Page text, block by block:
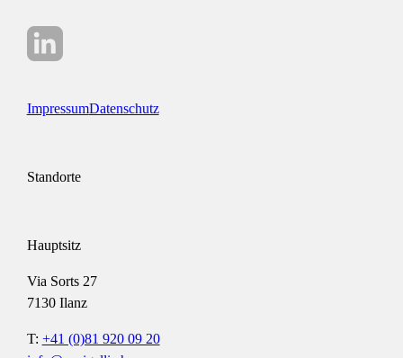
ImpressumDatenschutz
Standorte
Hauptsitz
Via Sorts 27
7130 Ilanz
T: +41 (0)81 920 09 20